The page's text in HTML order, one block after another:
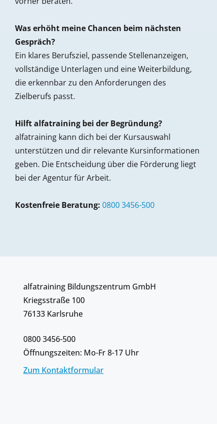
Was erhöht meine Chancen beim nächsten
Gespräch?
Ein klares Berufsziel, passende Stellenanzeigen,
vollständige Unterlagen und eine Weiterbildung,
die erkennbar zu den Anforderungen des
Zielberufs passt.
Hilft alfatraining bei der Begründung?
alfatraining kann dich bei der Kursauswahl
unterstützen und dir relevante Kursinformationen
geben. Die Entscheidung über die Förderung liegt
bei der Agentur für Arbeit.
Kostenfreie Beratung: 0800 3456-500
alfatraining Bildungszentrum GmbH
Kriegsstraße 100
76133 Karlsruhe
0800 3456-500
Öffnungszeiten: Mo-Fr 8-17 Uhr
Zum Kontaktformular